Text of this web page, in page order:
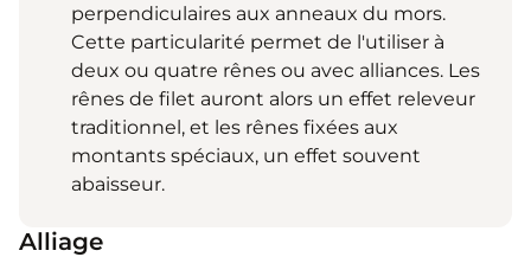
perpendiculaires aux anneaux du mors.
Cette particularité permet de l'utiliser à
deux ou quatre rênes ou avec alliances. Les
rênes de filet auront alors un effet releveur
traditionnel, et les rênes fixées aux
montants spéciaux, un effet souvent
abaisseur.
Alliage